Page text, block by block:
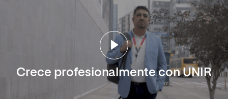
Crece profesionalmente con UNIR